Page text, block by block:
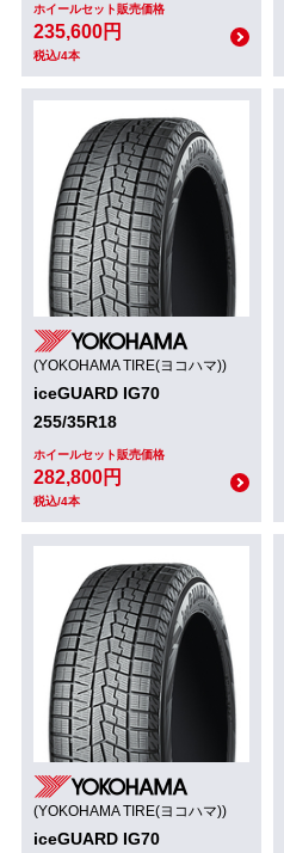
ホイールセット販売価格
235,600円
税込/4本
(YOKOHAMA TIRE(ヨコハマ))
iceGUARD IG70
255/35R18
ホイールセット販売価格
282,800円
税込/4本
(YOKOHAMA TIRE(ヨコハマ))
iceGUARD IG70